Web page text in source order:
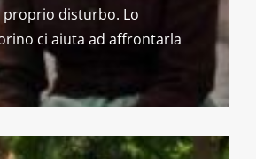
proprio disturbo. Lo
ci aiuta ad affrontarla